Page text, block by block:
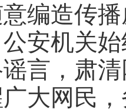
编造传
安机关
言，肃
大网民